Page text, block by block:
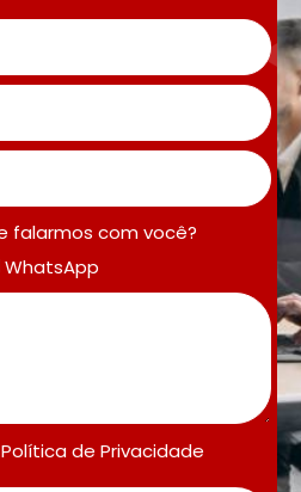
falarmos com você?
WhatsApp
Política de Privacidade